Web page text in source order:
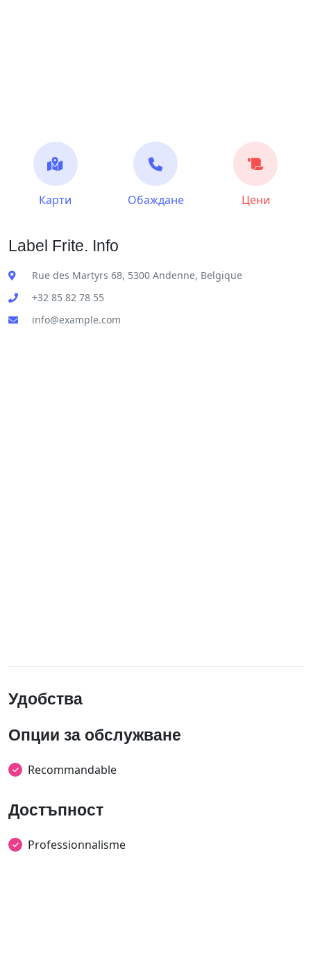
Карти Обаждане Цени
Label Frite. Info
Rue des Martyrs 68, 5300 Andenne, Belgique
+32 85 82 78 55
info@example.com
Удобства
Опции за обслужване
Recommandable
Достъпност
Professionnalisme